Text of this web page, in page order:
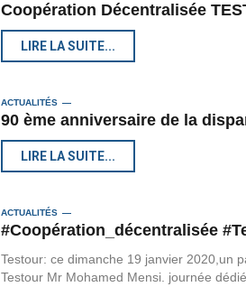
Coopération Décentralisée
LIRE LA SUITE...
ACTUALITÉS
90 ème anniversaire de la
LIRE LA SUITE...
ACTUALITÉS
#Coopération_décentralisée
Testour: ce dimanche 19 janvier 2020,un
Testour Mr Mohamed Mensi. journée